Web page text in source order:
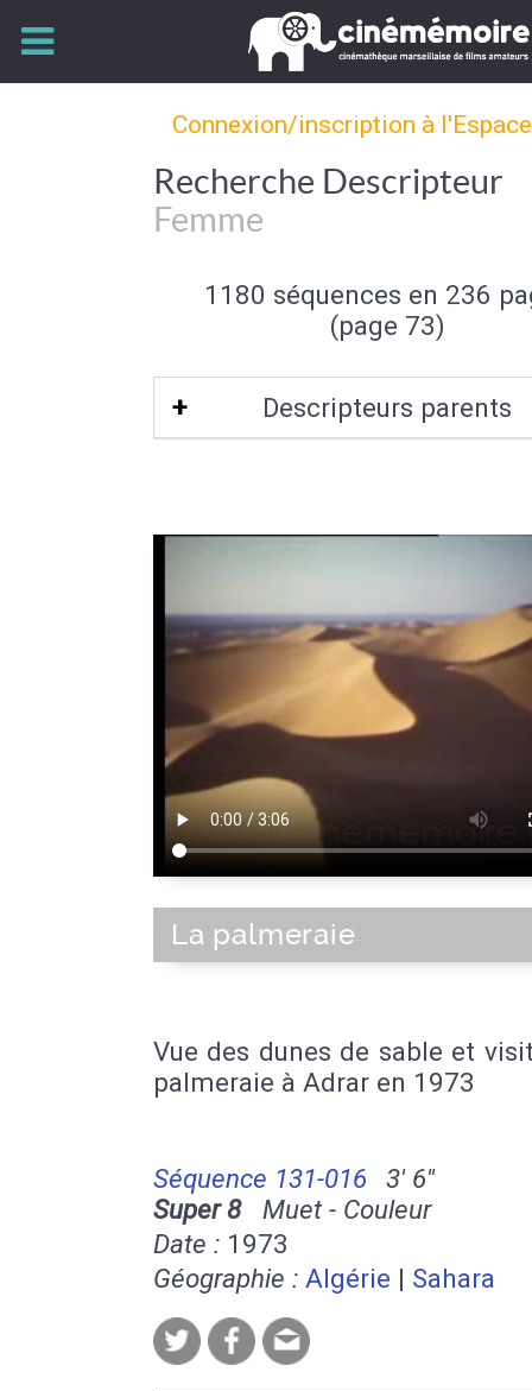
Connexion/inscription à
Recherche Descripteur
Femme
1180 séquences en 236
(page 73)
Descripteurs parents
La palmeraie
Vue des dunes de sable et
palmeraie à Adrar en 1973
Séquence 131-016
3' 6''
Super 8Muet - Couleur
Date : 1973
Géographie : Algérie | Sahara